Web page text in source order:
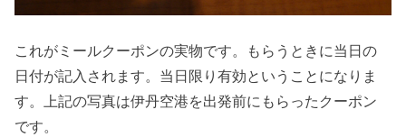
これがミールクーポンの実物です。もらうときに当日の
日付が記入されます。当日限り有効ということになりま
す。上記の写真は伊丹空港を出発前にもらったクーポン
です。